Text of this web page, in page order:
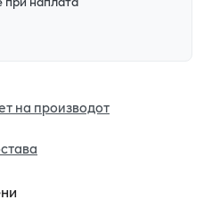
на производот